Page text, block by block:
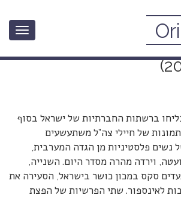
Toggle
בעזה וביבנה
ברשתות החברתיות של ישראל בסוף
של חיילי צה”ל משתעשעים
פלסטיניות מן הגדה המערבית,
וירדה מהרה מסדר היום. השנייה,
סקס במכון כושר בישראל, הסעירה את
לאינספור. שתי הפרשיות של הפצת